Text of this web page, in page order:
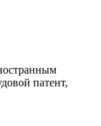
патент,